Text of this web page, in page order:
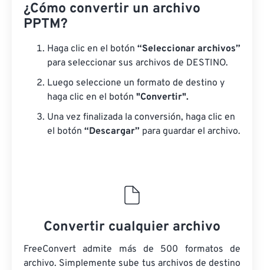
¿Cómo convertir un archivo
PPTM?
Haga clic en el botón “Seleccionar archivos”
para seleccionar sus archivos de DESTINO.
Luego seleccione un formato de destino y
haga clic en el botón "Convertir".
Una vez finalizada la conversión, haga clic en
el botón “Descargar” para guardar el archivo.
Convertir cualquier archivo
FreeConvert admite más de 500 formatos de
archivo. Simplemente sube tus archivos de destino